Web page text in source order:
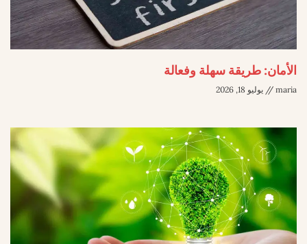
الأمان: طريقة سهلة وفعالة
maria يوليو 18, 2026